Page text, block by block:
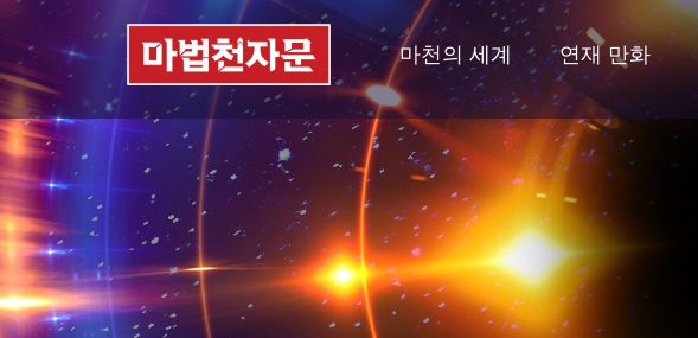
마천의 세계 연재 만화